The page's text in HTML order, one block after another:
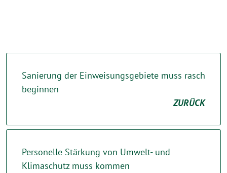
Sanierung der Einweisungsgebiete muss rasch
beginnen
ZURÜCK
Personelle Stärkung von Umwelt- und
Klimaschutz muss kommen